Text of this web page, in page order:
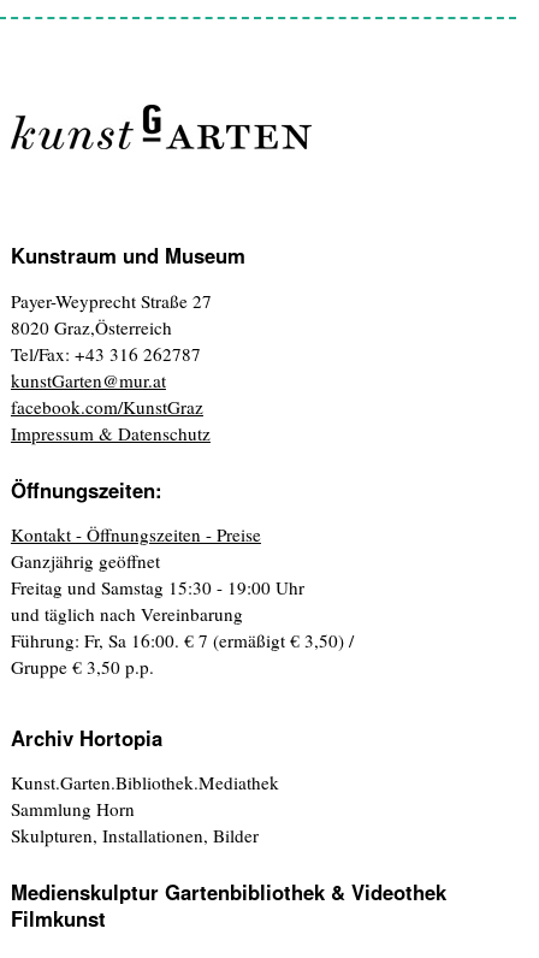
Kunstraum und Museum
Payer-Weyprecht Straße 27
8020 Graz,Österreich
Tel/Fax: +43 316 262787
kunstGarten@mur.at
facebook.com/KunstGraz
Impressum & Datenschutz
Öffnungszeiten:
Kontakt - Öffnungszeiten - Preise
Ganzjährig geöffnet
Freitag und Samstag 15:30 - 19:00 Uhr
und täglich nach Vereinbarung
Führung: Fr, Sa 16:00. € 7 (ermäßigt € 3,50) /
Gruppe € 3,50 p.p.
Archiv Hortopia
Kunst.Garten.Bibliothek.Mediathek
Sammlung Horn
Skulpturen, Installationen, Bilder
Medienskulptur Gartenbibliothek & Videothek
Filmkunst